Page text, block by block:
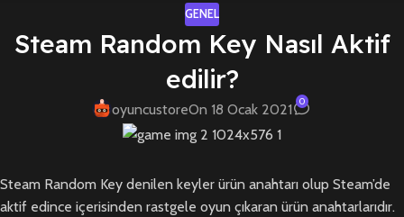
GENEL
Steam Random Key Nasıl Aktif
edilir?
oyuncustoreOn 18 Ocak 2021 0
Steam Random Key denilen keyler ürün anahtarı olup Steam’de
aktif edince içerisinden rastgele oyun çıkaran ürün anahtarlarıdır.